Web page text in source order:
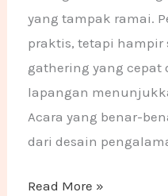
yang tampak ramai.
praktis, tetapi
gathering yang cepat
lapangan
Acara yang benar-
dari desain
Read More »